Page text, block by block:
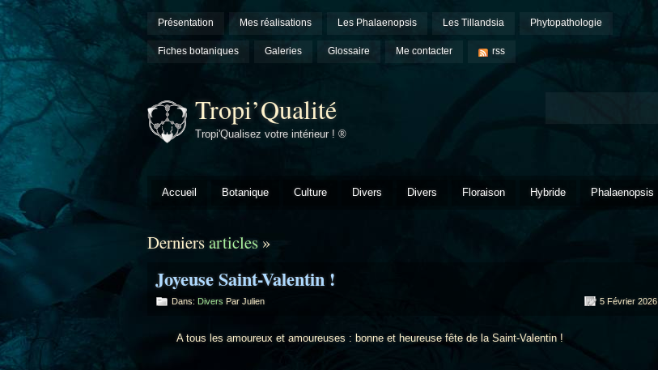
Présentation Mes réalisations Les Phalaenopsis Les Tillandsia Phytopathologie
Fiches botaniques Galeries Glossaire Me contacter rss
Tropi’Qualité
Tropi'Qualisez votre intérieur ! ®
Accueil Botanique Culture Divers Divers Floraison Hybride Phalaenopsis
Derniersarticles »
Joyeuse Saint-Valentin !
Dans: Divers Par Julien 5 Février 2026
A tous les amoureux et amoureuses : bonne et heureuse fête de la Saint-Valentin !